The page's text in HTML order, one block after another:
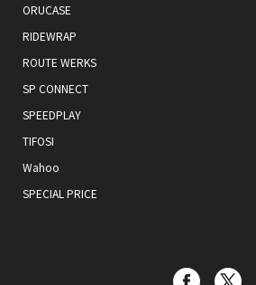
ORUCASE
RIDEWRAP
ROUTE WERKS
SP CONNECT
SPEEDPLAY
TIFOSI
Wahoo
SPECIAL PRICE